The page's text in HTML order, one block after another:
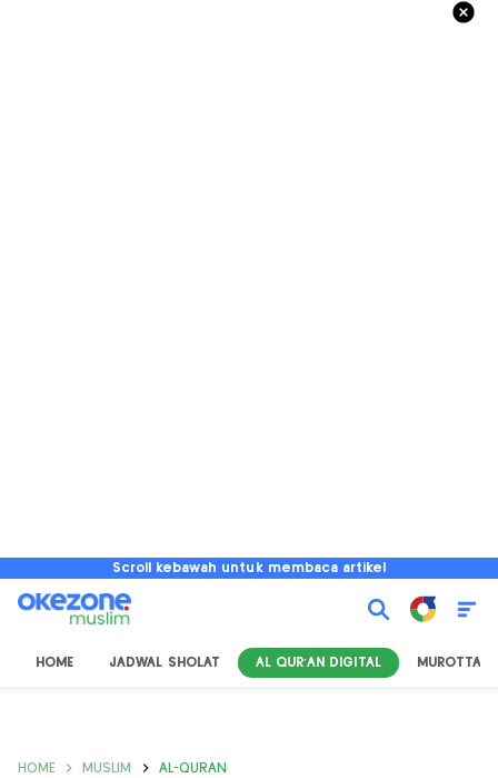
Scroll kebawah untuk membaca artikel
HOME JADWAL SHOLAT AL QUR'AN DIGITAL MUROTTAL
HOME MUSLIM AL-QURAN